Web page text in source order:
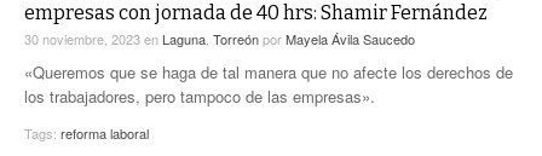
empresas con jornada de 40 hrs: Shamir Fernández
30 noviembre, 2023en Laguna, TorreónporMayela Ávila Saucedo
«Queremos que se haga de tal manera que no afecte los derechos de
los trabajadores, pero tampoco de las empresas».
Tags: reforma laboral